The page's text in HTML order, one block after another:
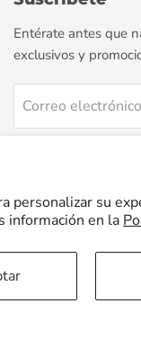
personalizar su
información en la
Entérate antes que
exclusivos y
Correo electrónico
Términos